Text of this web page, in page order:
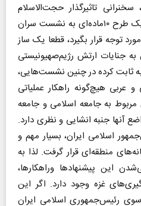
تاثیرگذار حجت‌الاسلام
ابراهیم رئیسی بود که با ارائه یک طرح ۱۰ماده‌ای به نشست سران
توجه قرار بگیرد، قطعا یک ساز
به جنایات ارتش رژیم‌صهیونیستی
ثابت کرده در چنین نشست‌هایی،
عربی هیچ‌گونه راهکار عملیاتی
مربوط به جامعه اسلامی و جامعه
آنها جنبه انشایی و نظری دارد.
اسلامی ایران، بسیار مهم و
منطقه‌ای قرار گرفت. لذا به
این پیشنهادها وراهکارها،
غزه وجود دارد. اگر این
رئیس‌جمهوری اسلامی ایران